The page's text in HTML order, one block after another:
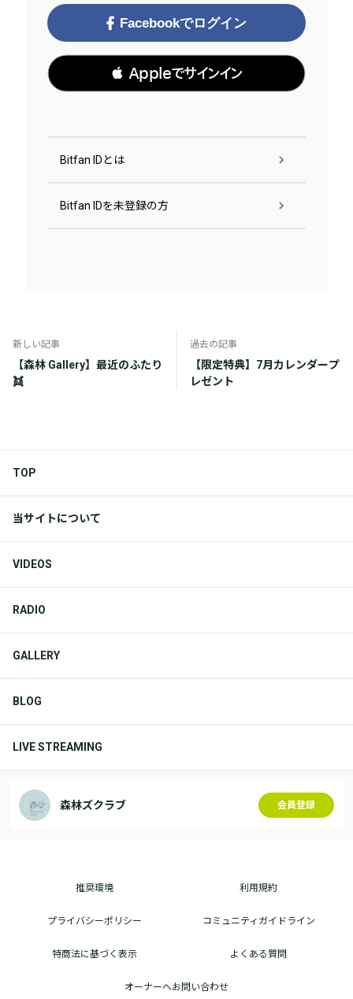
Facebookでログイン
 Appleでサインイン
Bitfan IDとは
Bitfan IDを未登録の方
新しい記事
【森林 Gallery】最近のふたり
👯
過去の記事
【限定特典】7月カレンダープ
レゼント
TOP
当サイトについて
VIDEOS
RADIO
GALLERY
BLOG
LIVE STREAMING
森林ズクラブ 会員登録
推奨環境 利用規約
プライバシーポリシー コミュニティガイドライン
特商法に基づく表示 よくある質問
オーナーへお問い合わせ